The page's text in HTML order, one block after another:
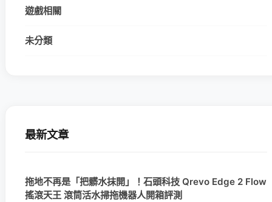
遊戲相關
未分類
最新文章
拖地不再是「把髒水抹開」！石頭科技 Qrevo Edge 2 Flow
搖滾天王 滾筒活水掃拖機器人開箱評測